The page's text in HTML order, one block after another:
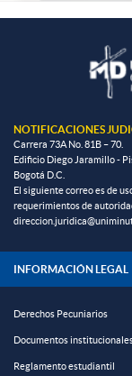
NOTIFICACIONES
Carrera 73A No. 81B – 70.
Edificio Diego Jaramillo -
Bogotá D.C.
El siguiente correo es de
requerimientos de
INFORMACIÓN LEGAL
Derechos Pecuniarios
Documentos
Reglamento estudiantil